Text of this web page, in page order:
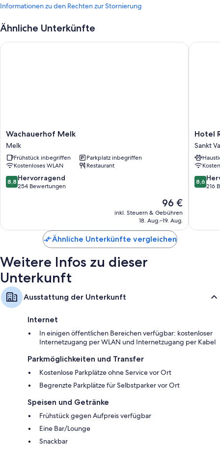
Parken ohne Service (kostenlos)
Geldautomat/Bankdienstleistungen
Rauchverbot in der Unterkunft, ein Concierge-Service und
Informationen zu den Rechten zur Stornierung
Ähnliche Unterkünfte
Wachauerhof
Melk
Melk
Wachauerhof Melk
Melk
Frühstück inbegriffen
Parkplatz inbegriffen
Kostenloses WLAN
Restaurant
8.8
von
8,8 Hervorragend
254 Bewertungen
Der
Preis
beträgt
96 €
inkl. Steuern & Gebühren
18. Aug.–19. Aug.
Wachauerhof Melk
Hotel
Wallner
Sankt
Valentin
Hotel
Sankt
8.6
von
8,6
216
Hotel
Ähnliche Unterkünfte vergleichen
Weitere Infos zu dieser
Unterkunft
Ausstattung der Unterkunft
Internet
In einigen öffentlichen Bereichen verfügbar: kostenloser
Internetzugang per WLAN und Internetzugang per Kabel
Parkmöglichkeiten und Transfer
Kostenlose Parkplätze ohne Service vor Ort
Begrenzte Parkplätze für Selbstparker vor Ort
Speisen und Getränke
Frühstück gegen Aufpreis verfügbar
Eine Bar/Lounge
Snackbar